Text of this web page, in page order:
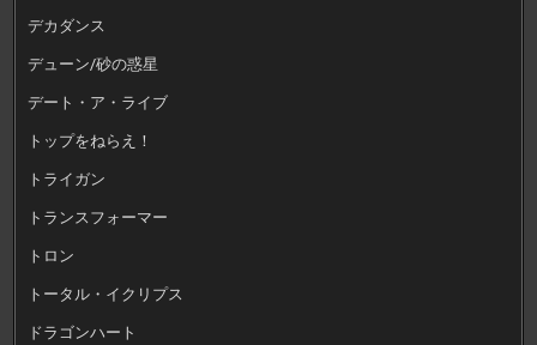
デカダンス
デューン/砂の惑星
デート・ア・ライブ
トップをねらえ！
トライガン
トランスフォーマー
トロン
トータル・イクリプス
ドラゴンハート